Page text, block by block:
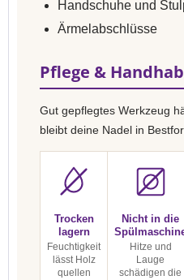
Handschuhe und
Ärmelabschlüsse
Pflege &
Gut gepflegtes Werkzeug
bleibt deine Nadel in
Trocken
lagern
Feuchtigkeit
lässt Holz
quellen
Nicht in die
Hitze und
Lauge
schädigen die